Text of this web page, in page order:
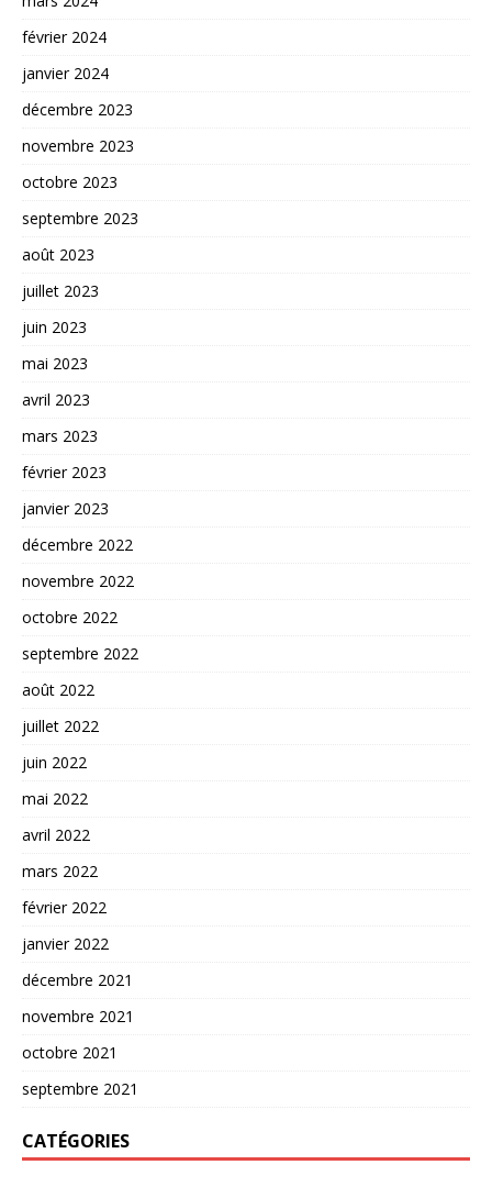
février 2024
janvier 2024
décembre 2023
novembre 2023
octobre 2023
septembre 2023
août 2023
juillet 2023
juin 2023
mai 2023
avril 2023
mars 2023
février 2023
janvier 2023
décembre 2022
novembre 2022
octobre 2022
septembre 2022
août 2022
juillet 2022
juin 2022
mai 2022
avril 2022
mars 2022
février 2022
janvier 2022
décembre 2021
novembre 2021
octobre 2021
septembre 2021
CATÉGORIES